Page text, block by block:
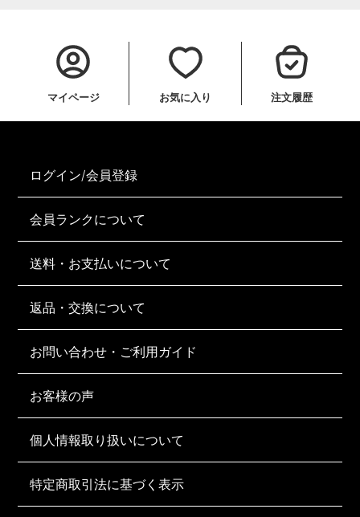
マイページ お気に入り 注文履歴
ログイン/会員登録
会員ランクについて
送料・お支払いについて
返品・交換について
お問い合わせ・ご利用ガイド
お客様の声
個人情報取り扱いについて
特定商取引法に基づく表示